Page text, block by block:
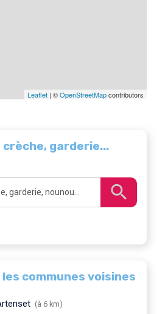
Leaflet | ©OpenStreetMapcontributors
crèche, garderie...
communes voisines
(à 6 km)